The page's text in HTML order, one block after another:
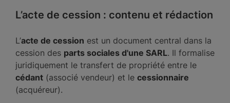
L’acte de cession : contenu et rédaction
L’acte de cession est un document central dans la
cession des parts sociales d'une SARL. Il formalise
juridiquement le transfert de propriété entre le
cédant (associé vendeur) et le cessionnaire
(acquéreur).